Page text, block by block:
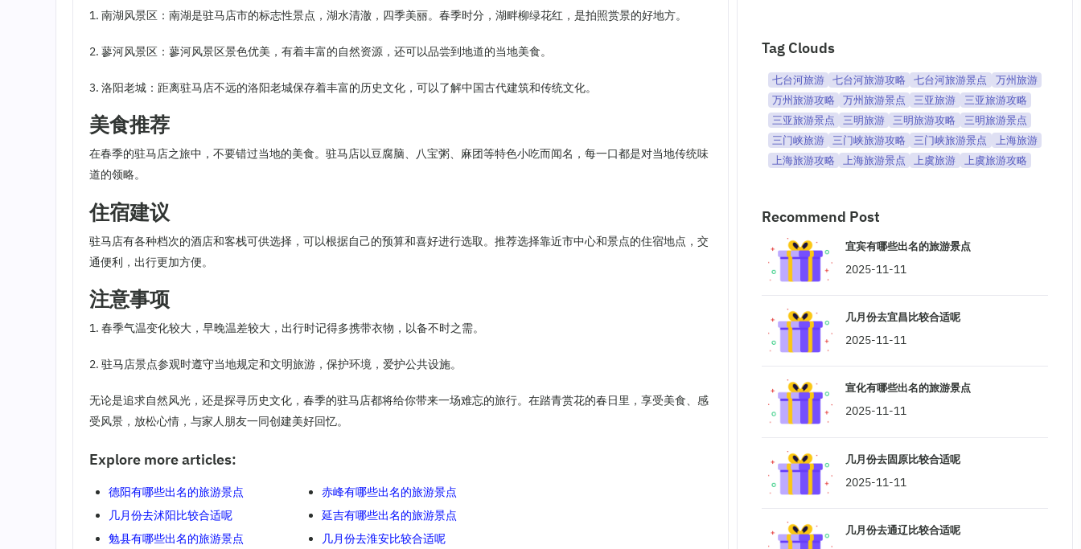
1. 南湖风景区：南湖是驻马店市的标志性景点，湖水清澈，四季美丽。春季时分，湖畔柳绿花红，是拍照赏景的好地方。
2. 蓼河风景区：蓼河风景区景色优美，有着丰富的自然资源，还可以品尝到地道的当地美食。
3. 洛阳老城：距离驻马店不远的洛阳老城保存着丰富的历史文化，可以了解中国古代建筑和传统文化。
美食推荐
在春季的驻马店之旅中，不要错过当地的美食。驻马店以豆腐脑、八宝粥、麻团等特色小吃而闻名，每一口都是对当地传统味
道的领略。
住宿建议
驻马店有各种档次的酒店和客栈可供选择，可以根据自己的预算和喜好进行选取。推荐选择靠近市中心和景点的住宿地点，交
通便利，出行更加方便。
注意事项
1. 春季气温变化较大，早晚温差较大，出行时记得多携带衣物，以备不时之需。
2. 驻马店景点参观时遵守当地规定和文明旅游，保护环境，爱护公共设施。
无论是追求自然风光，还是探寻历史文化，春季的驻马店都将给你带来一场难忘的旅行。在踏青赏花的春日里，享受美食、感
受风景，放松心情，与家人朋友一同创建美好回忆。
Explore more articles:
德阳有哪些出名的旅游景点
几月份去沭阳比较合适呢
勉县有哪些出名的旅游景点
赤峰有哪些出名的旅游景点
延吉有哪些出名的旅游景点
几月份去淮安比较合适呢
Tag Clouds
七台河旅游 七台河旅游攻略 七台河旅游景点
万州旅游
万州旅游攻略
万州旅游景点 三亚旅游
三亚旅游攻略
三亚旅游景点
三明旅游 三明旅游攻略
三明旅游景点
三门峡旅游
三门峡旅游攻略 三门峡旅游景点
上海旅游
上海旅游攻略
上海旅游景点 上虞旅游 上虞旅游攻略
Recommend Post
宜宾有哪些出名的旅游景点
2025-11-11
几月份去宜昌比较合适呢
2025-11-11
宣化有哪些出名的旅游景点
2025-11-11
几月份去固原比较合适呢
2025-11-11
几月份去通辽比较合适呢